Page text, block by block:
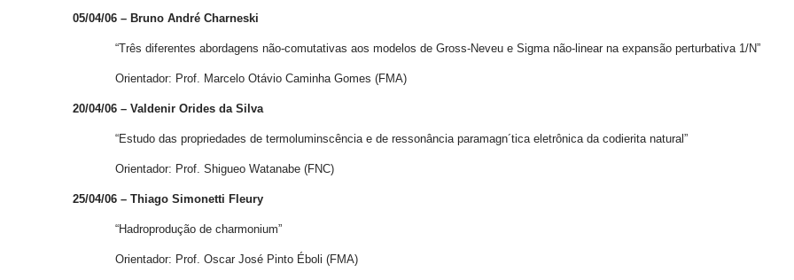
05/04/06 – Bruno André Charneski
“Três diferentes abordagens não-comutativas aos modelos de Gross-Neveu e Sigma não-linear na expansão perturbativa 1/N”
Orientador: Prof. Marcelo Otávio Caminha Gomes (FMA)
20/04/06 – Valdenir Orides da Silva
“Estudo das propriedades de termoluminscência e de ressonância paramagn´tica eletrônica da codierita natural”
Orientador: Prof. Shigueo Watanabe (FNC)
25/04/06 – Thiago Simonetti Fleury
“Hadroprodução de charmonium”
Orientador: Prof. Oscar José Pinto Éboli (FMA)